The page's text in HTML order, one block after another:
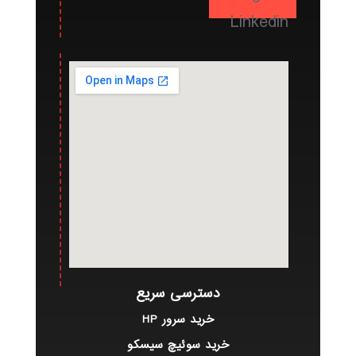
Linkedin
دسترسی سریع
خرید سرور HP
خرید سوئیچ سیسکو